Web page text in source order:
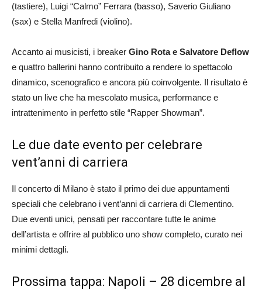
(tastiere), Luigi “Calmo” Ferrara (basso), Saverio Giuliano
(sax) e Stella Manfredi (violino).
Accanto ai musicisti, i breaker Gino Rota e Salvatore Deflow
e quattro ballerini hanno contribuito a rendere lo spettacolo
dinamico, scenografico e ancora più coinvolgente. Il risultato è
stato un live che ha mescolato musica, performance e
intrattenimento in perfetto stile “Rapper Showman”.
Le due date evento per celebrare
vent’anni di carriera
Il concerto di Milano è stato il primo dei due appuntamenti
speciali che celebrano i vent’anni di carriera di Clementino.
Due eventi unici, pensati per raccontare tutte le anime
dell’artista e offrire al pubblico uno show completo, curato nei
minimi dettagli.
Prossima tappa: Napoli – 28 dicembre al